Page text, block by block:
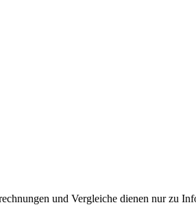
und Vergleiche dienen nur zu